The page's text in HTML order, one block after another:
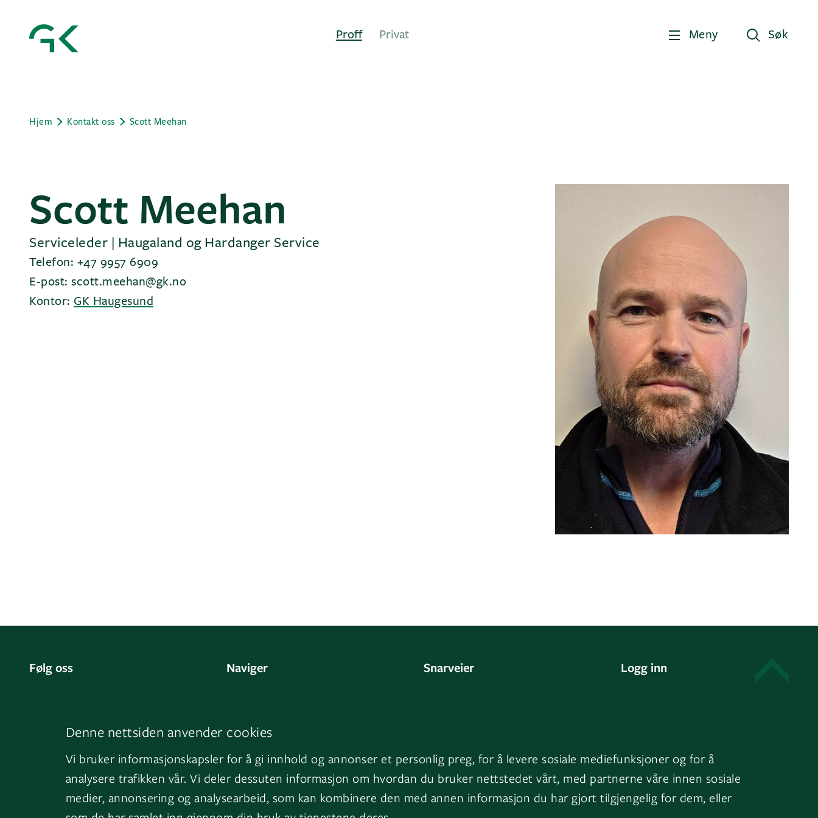
Denne nettsiden anvender cookies
Vi bruker informasjonskapsler for å gi innhold og annonser et personlig preg, for å levere sosiale mediefunksjoner og for å
analysere trafikken vår. Vi deler dessuten informasjon om hvordan du bruker nettstedet vårt, med partnerne våre innen sosiale
medier, annonsering og analysearbeid, som kan kombinere den med annen informasjon du har gjort tilgjengelig for dem, eller
Proff Privat Meny Søk
Hjem Kontakt oss Scott Meehan
Scott Meehan
Serviceleder | Haugaland og Hardanger Service
Telefon: +47 9957 6909
E-post: scott.meehan@gk.no
Kontor: GK Haugesund
Følg oss
Facebook
Instagram
YouTube
Naviger
Om oss
GK Sverige
GK Danmark
Snarveier
Varsling
Jobb i GK
Presserom
Logg inn